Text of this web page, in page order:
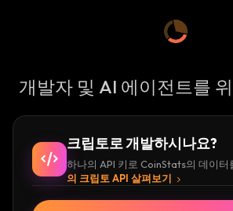
개발자 및 AI 에이전트를
크립토로 개발하시나요?
하나의 API 키로 CoinStats의 데이터
의 크립토 API 살펴보기